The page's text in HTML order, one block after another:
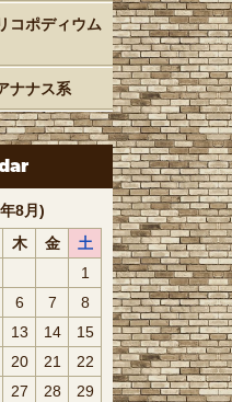
コポディウム
ナナス系
8月)
木 金
土
1
6 7
8
13 14
15
20 21
22
27 28
29